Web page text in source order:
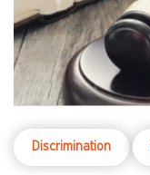
Discrimination